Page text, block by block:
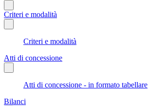
Criteri e modalità
Criteri e modalità
Atti di concessione
Atti di concessione - in formato tabellare
Bilanci